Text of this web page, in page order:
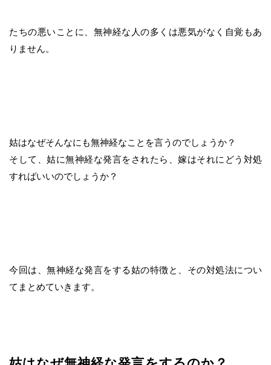
たちの悪いことに、無神経な人の多くは悪気がなく自覚もあ
りません。
姑はなぜそんなにも無神経なことを言うのでしょうか？
そして、姑に無神経な発言をされたら、嫁はそれにどう対処
すればいいのでしょうか？
今回は、無神経な発言をする姑の特徴と、その対処法につい
てまとめていきます。